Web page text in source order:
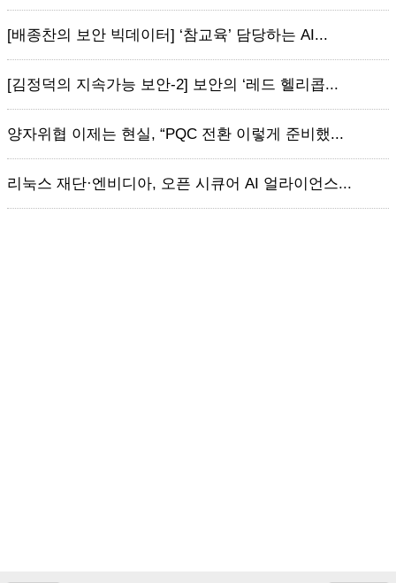
[배종찬의 보안 빅데이터] ‘참교육’ 담당하는 AI...
[김정덕의 지속가능 보안-2] 보안의 ‘레드 헬리콥...
양자위협 이제는 현실, “PQC 전환 이렇게 준비했...
리눅스 재단·엔비디아, 오픈 시큐어 AI 얼라이언스...